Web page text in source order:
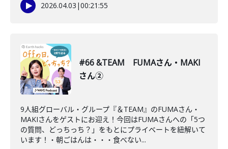
2026.04.03 |00:21:55
#66 &TEAM FUMAさん・MAKI
さん②
9人組グローバル・グループ『＆TEAM』のFUMAさん・
MAKIさんをゲストにお迎え！今回はFUMAさんへの「5つ
の質問、どっちっち？」をもとにプライベートを紐解いて
います！・朝ごはんは・・・食べない...